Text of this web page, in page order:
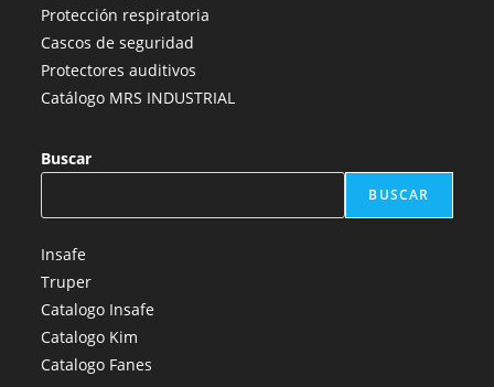
Protección respiratoria
Cascos de seguridad
Protectores auditivos
Catálogo MRS INDUSTRIAL
Buscar
BUSCAR
Insafe
Truper
Catalogo Insafe
Catalogo Kim
Catalogo Fanes